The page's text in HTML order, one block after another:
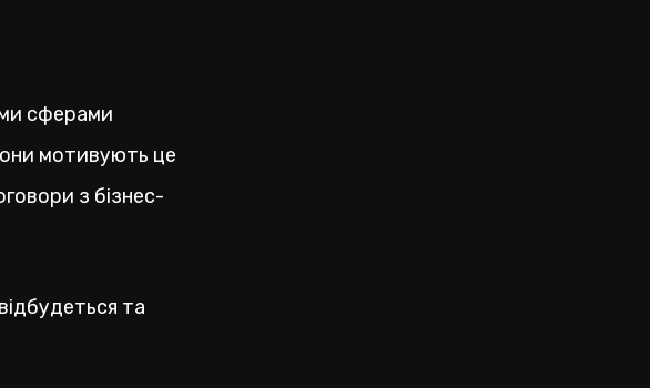
сферами
мотивують це
з бізнес-
та